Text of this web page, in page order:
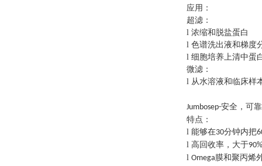
应用：
超滤：
l 浓缩和脱盐蛋白
l 色谱洗出液和梯度
l 细胞培养上清中蛋
微滤：
l 从水溶液和临床样
Jumbosep-安全，可
特点：
l 能够在30分钟内把
l 高回收率，大于90%
l Omega膜和聚丙烯